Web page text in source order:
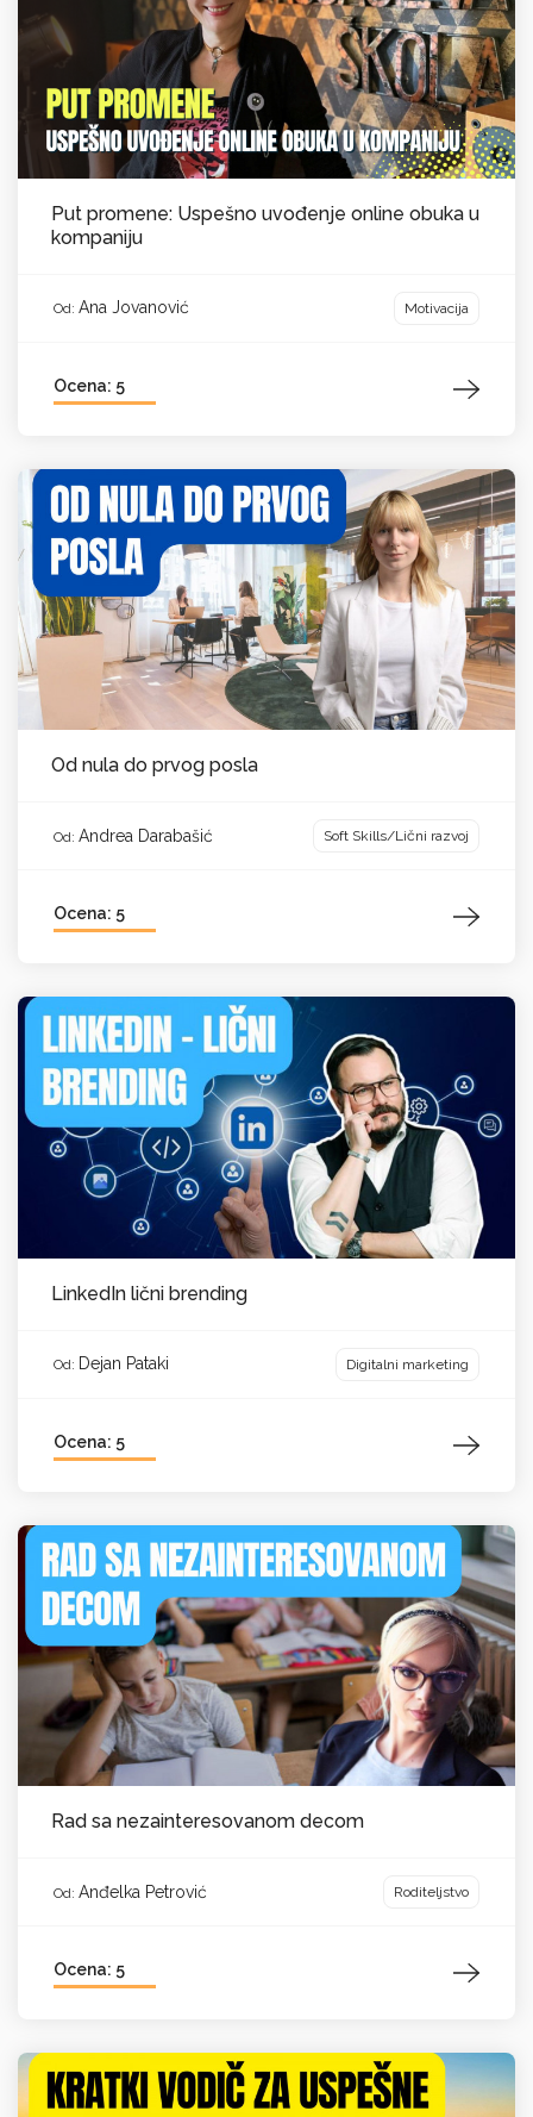
Put promene: Uspešno uvođenje online obuka u
kompaniju
Od: Ana Jovanović Motivacija
Ocena: 5
Od nula do prvog posla
Od: Andrea Darabašić Soft Skills/Lični razvoj
Ocena: 5
LinkedIn lični brending
Od: Dejan Pataki Digitalni marketing
Ocena: 5
Rad sa nezainteresovanom decom
Od: Anđelka Petrović Roditeljstvo
Ocena: 5